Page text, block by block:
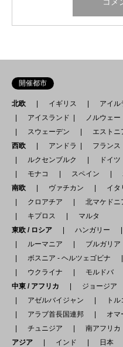
開催都市
北欧 イギリス アイル
アイスランド
ノルウェー
スウェーデン
エスト
西欧
アンドラ フランス
ルクセンブルク
ドイツ
モナコ
スペイン
南欧
ヴァチカン イタ
クロアチア
北マケド
キプロス
マルタ
東欧 / ロシア
ハンガリー
ルーマニア
ブルガリア
ボスニア - ヘルツェゴビナ
ウクライナ
モルドバ
中東 / アフリカ
ジョージア
アゼルバイジャン
トル
アラブ首長国連邦
オマ
チュニジア
南アフリカ
アジア
インド 日本